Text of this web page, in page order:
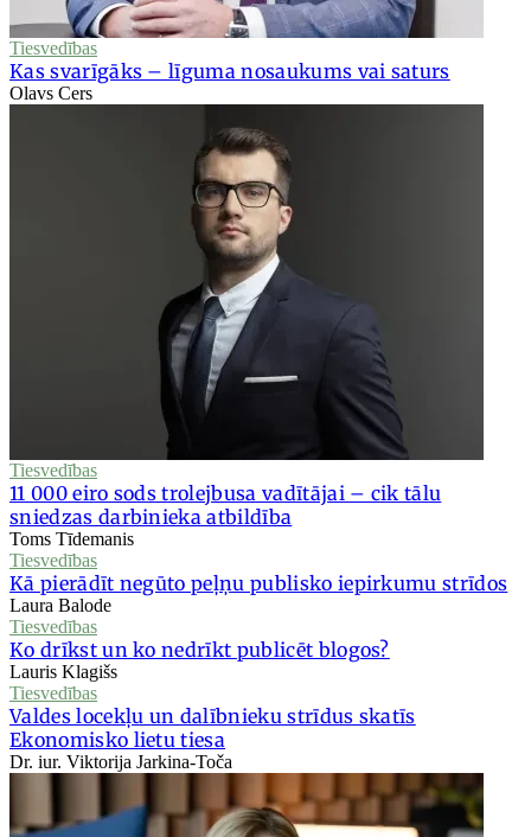
Tiesvedības
Kas svarīgāks – līguma nosaukums vai saturs
Olavs Cers
Tiesvedības
11 000 eiro sods trolejbusa vadītājai – cik tālu
sniedzas darbinieka atbildība
Toms Tīdemanis
Tiesvedības
Kā pierādīt negūto peļņu publisko iepirkumu strīdos
Laura Balode
Tiesvedības
Ko drīkst un ko nedrīkt publicēt blogos?
Lauris Klagišs
Tiesvedības
Valdes locekļu un dalībnieku strīdus skatīs
Ekonomisko lietu tiesa
Dr. iur. Viktorija Jarkina-Toča